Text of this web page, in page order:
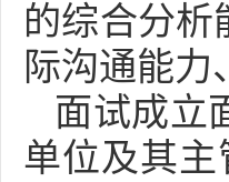
的综合分析
际沟通能
面试成立
单位及其